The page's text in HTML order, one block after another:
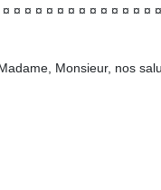
¤ ¤ ¤ ¤ ¤ ¤ ¤ ¤ ¤ ¤ ¤ ¤ ¤
Monsieur, nos